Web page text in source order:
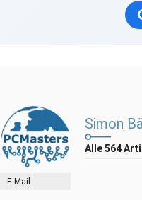
E-Mail
Simon
Alle 564